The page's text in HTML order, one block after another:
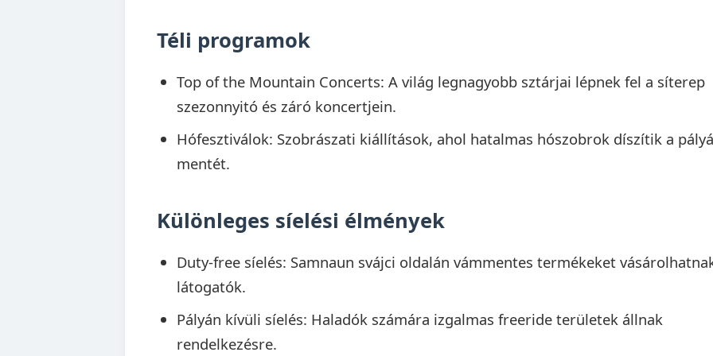
Téli programok
Top of the Mountain Concerts: A világ legnagyobb sztárjai lépnek fel a síterep
szezonnyitó és záró koncertjein.
Hófesztiválok: Szobrászati kiállítások, ahol hatalmas hószobrok díszítik a
mentét.
Különleges síelési élmények
Duty-free síelés: Samnaun svájci oldalán vámmentes termékeket
látogatók.
Pályán kívüli síelés: Haladók számára izgalmas freeride területek állnak
rendelkezésre.